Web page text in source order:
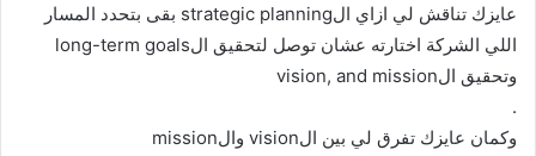
عايزك تناقش لي ازاي الstrategic planning بقى بتحدد المسار
اللي الشركة اختارته عشان توصل لتحقيق الlong-term goals
وتحقيق الvision, and mission
.
وكمان عايزك تفرق لي بين الvision والmission